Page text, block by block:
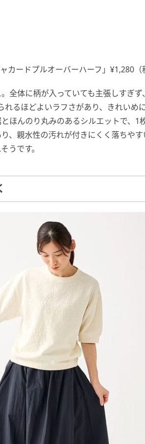
カードプルオーバーハーフ」¥1,280（
全体に柄が入っていても主張しすぎ
れるほどよいラフさがあり、きれいめ
ほんのり丸みのあるシルエットで、1
、親水性の汚れが付きにくく落ちや
うです。